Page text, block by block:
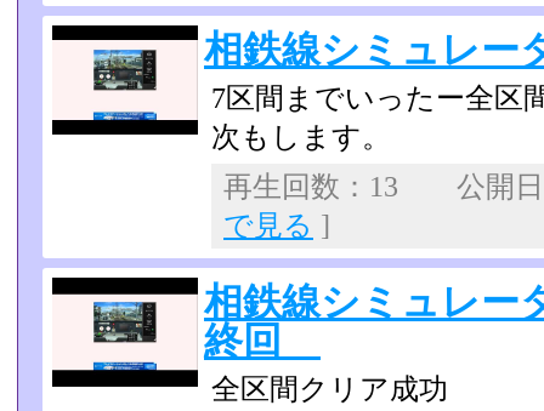
相鉄線シミュレー
7区間までいったー全区
次もします。
再生回数：13 公開
で見る ]
相鉄線シミュレ
終回
全区間クリア成功